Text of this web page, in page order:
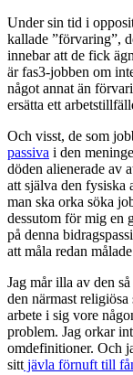
Under sin tid i
kallade ”förvaring”,
innebar att de fick
är fas3-jobben om
något annat än
ersätta ett
Och visst, de som
passiva i den
döden alienerade av
att själva den fysiska
man ska orka söka
dessutom för mig en
på denna
att måla redan
Jag mår illa av den
den närmast
arbete i sig vore
problem. Jag orkar
omdefinitioner. Och
sitt jävla förnuft till